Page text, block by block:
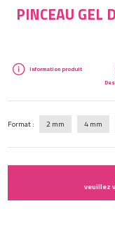
PINCEAU
Information produit
Format : 2 mm 4 mm
veuillez